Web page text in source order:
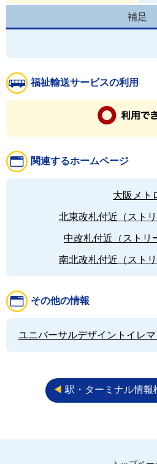
補足
福祉輸送サービスの利用
関連するホームページ
大阪メト
北東改札付近（ストリ
中改札付近（ストリ
南北改札付近（ストリ
その他の情報
ユニバーサルデザイントイレマ
◀︎ 駅・ターミナル情報